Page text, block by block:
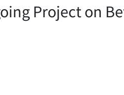
Project on